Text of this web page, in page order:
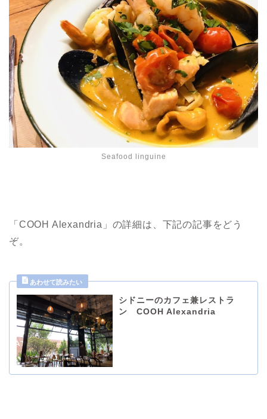
Seafood linguine
「COOH Alexandria」の詳細は、下記の記事をどう
ぞ。
シドニーのカフェ兼レストラ
ン COOH Alexandria